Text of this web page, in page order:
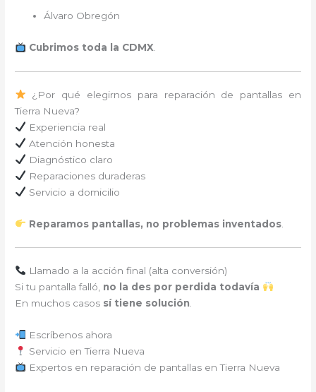
Álvaro Obregón
Cubrimos toda la CDMX.
¿Por qué elegirnos para reparación de pantallas en
Tierra Nueva?
Experiencia real
Atención honesta
Diagnóstico claro
Reparaciones duraderas
Servicio a domicilio
Reparamos pantallas, no problemas inventados.
Llamado a la acción final (alta conversión)
Si tu pantalla falló, no la des por perdida todavía
En muchos casos sí tiene solución
Escríbenos ahora
Servicio en Tierra Nueva
Expertos en reparación de pantallas en Tierra Nueva